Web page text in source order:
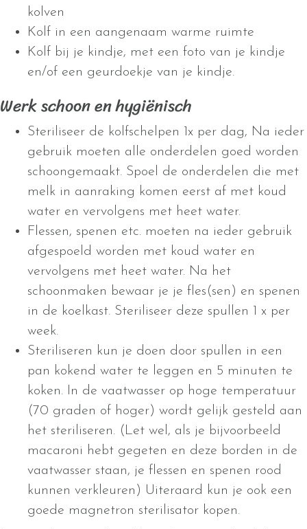
kolven
Kolf in een aangenaam warme ruimte
Kolf bij je kindje, met een foto van je kindje
en/of een geurdoekje van je kindje.
Werk schoon en hygiënisch
Steriliseer de kolfschelpen 1x per dag, Na ieder
gebruik moeten alle onderdelen goed worden
schoongemaakt. Spoel de onderdelen die met
melk in aanraking komen eerst af met koud
water en vervolgens met heet water.
Flessen, spenen etc. moeten na ieder gebruik
afgespoeld worden met koud water en
vervolgens met heet water. Na het
schoonmaken bewaar je je fles(sen) en spenen
in de koelkast. Steriliseer deze spullen 1 x per
week.
Steriliseren kun je doen door spullen in een
pan kokend water te leggen en 5 minuten te
koken. In de vaatwasser op hoge temperatuur
(70 graden of hoger) wordt gelijk gesteld aan
het steriliseren. (Let wel, als je bijvoorbeeld
macaroni hebt gegeten en deze borden in de
vaatwasser staan, je flessen en spenen rood
kunnen verkleuren) Uiteraard kun je ook een
goede magnetron sterilisator kopen.